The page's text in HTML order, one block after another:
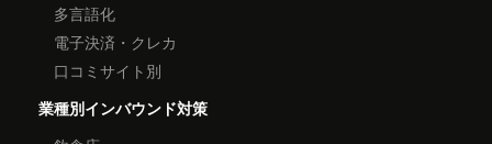
多言語化
電子決済・クレカ
口コミサイト別
業種別インバウンド対策